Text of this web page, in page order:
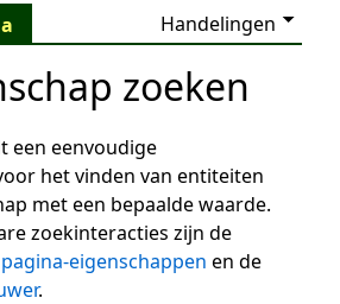
Handelingen
zoeken
een eenvoudige
het vinden van entiteiten
met een bepaalde waarde.
zoekinteracties zijn de
eigenschappen en de
.